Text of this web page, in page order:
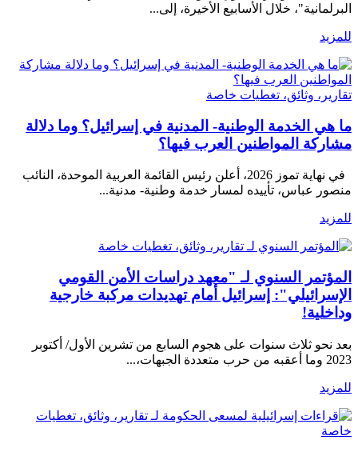
البرلمانية"، خلال الأسابيع الأخيرة، إلى...
للمزيد
تقارير، وثائق، تغطيات خاصة
ما هي الخدمة الوطنية- المدنية في إسرائيل؟ وما دلالة
مشاركة المواطنين العرب فيها؟
في نهاية تموز 2026، أعلن رئيس القائمة العربية الموحدة، النائب
منصور عباس، تأييده لمسار خدمة وطنية- مدنية...
للمزيد
تقارير، وثائق، تغطيات خاصة
المؤتمر السنوي لـ "معهد دراسات الأمن القومي
الإسرائيلي": إسرائيل أمام تهديدات مركبة خارجية
وداخلية!
بعد نحو ثلاث سنوات على هجوم السابع من تشرين الأول/ أكتوبر
2023 وما أعقبه من حرب متعددة الجبهات،...
للمزيد
تقارير، وثائق، تغطيات
خاصة